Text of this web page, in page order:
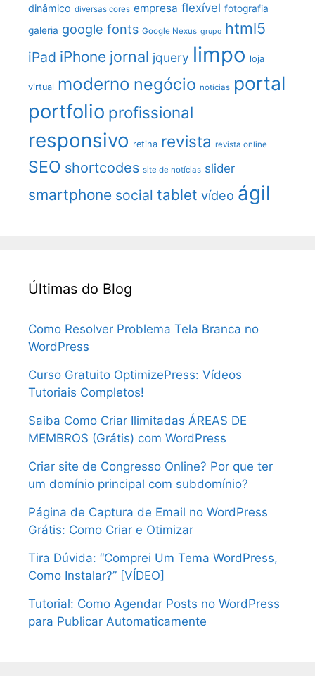
dinâmico diversas cores empresa flexível fotografia
galeria google fonts Google Nexus grupo html5
iPad iPhone jornal jquery limpo loja
virtual moderno negócio notícias portal
portfolio profissional
responsivo retina revista revista online
SEO shortcodes site de notícias slider
smartphone social tablet vídeo ágil
Últimas do Blog
Como Resolver Problema Tela Branca no
WordPress
Curso Gratuito OptimizePress: Vídeos
Tutoriais Completos!
Saiba Como Criar Ilimitadas ÁREAS DE
MEMBROS (Grátis) com WordPress
Criar site de Congresso Online? Por que ter
um domínio principal com subdomínio?
Página de Captura de Email no WordPress
Grátis: Como Criar e Otimizar
Tira Dúvida: “Comprei Um Tema WordPress,
Como Instalar?” [VÍDEO]
Tutorial: Como Agendar Posts no WordPress
para Publicar Automaticamente